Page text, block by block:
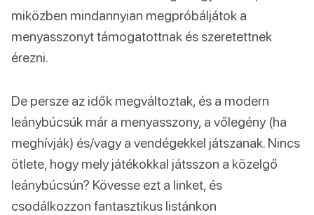
miközben mindannyian megpróbáljátok a
menyasszonyt támogatottnak és szeretettnek
érezni.
De persze az idők megváltoztak, és a modern
leánybúcsúk már a menyasszony, a vőlegény (ha
meghívják) és/vagy a vendégekkel játszanak. Nincs
ötlete, hogy mely játékokkal játsszon a közelgő
leánybúcsún? Kövesse ezt a linket, és
csodálkozzon fantasztikus listánkon